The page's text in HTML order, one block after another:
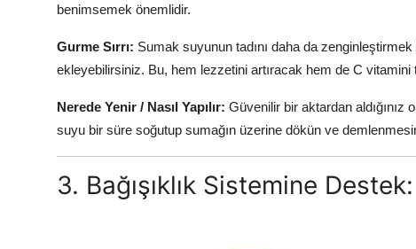
benimsemek önemlidir.
Gurme Sırrı: Sumak suyunun tadını daha da
ekleyebilirsiniz. Bu, hem lezzetini artıracak hem de C vitamini
Nerede Yenir / Nasıl Yapılır: Güvenilir bir aktardan
suyu bir süre soğutup sumağın üzerine dökün ve
3. Bağışıklık Sistemine